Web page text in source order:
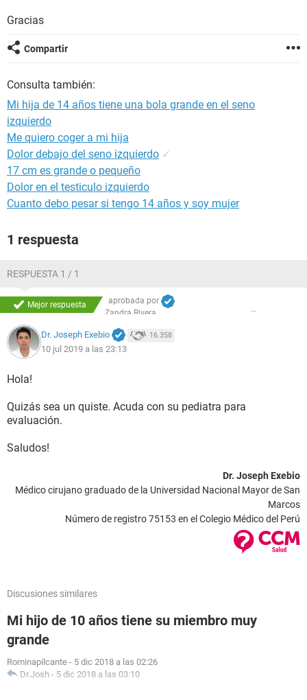
Gracias
Compartir
Consulta también:
Mi hija de 14 años tiene una bola grande en el seno
izquierdo
Me quiero coger a mi hija
Dolor debajo del seno izquierdo ✓
17 cm es grande o pequeño
Dolor en el testiculo izquierdo
Cuanto debo pesar si tengo 14 años y soy mujer
1 respuesta
RESPUESTA 1 / 1
Mejor respuesta
aprobada por
Zandra Rivera
Dr. Joseph Exebio 16.358
10 jul 2019 a las 23:13
Hola!
Quizás sea un quiste. Acuda con su pediatra para
evaluación.
Saludos!
Dr. Joseph Exebio
Médico cirujano graduado de la Universidad Nacional Mayor de San
Marcos
Número de registro 75153 en el Colegio Médico del Perú
Discusiones similares
Mi hijo de 10 años tiene su miembro muy
grande
Rominapilcante - 5 dic 2018 a las 02:26
Dr.Josh - 5 dic 2018 a las 03:10